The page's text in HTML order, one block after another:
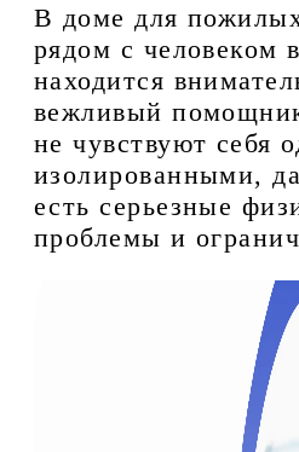
В доме для
рядом с человеком
находится
вежливый
не чувствуют себя
изолированными,
есть серьезные
проблемы и